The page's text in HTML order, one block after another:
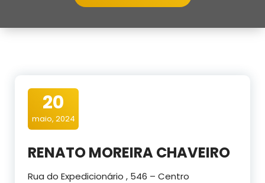
20
maio, 2024
RENATO MOREIRA CHAVEIRO
Rua do Expedicionário , 546 – Centro